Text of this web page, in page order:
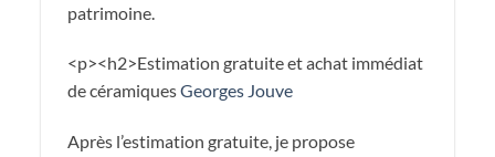
patrimoine.
<p><h2>Estimation gratuite et achat immédiat
de céramiquesGeorges Jouve
Après l’estimation gratuite, je propose